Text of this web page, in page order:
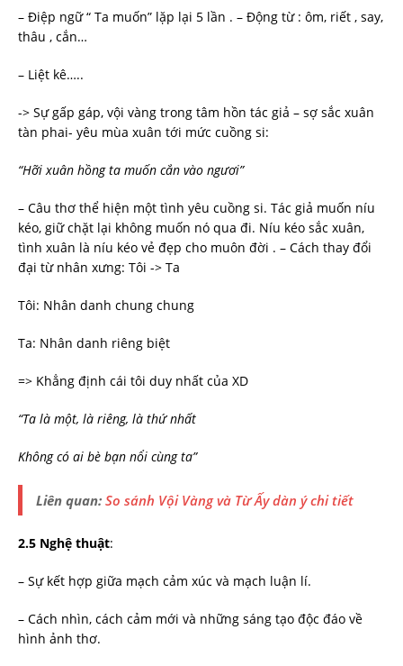
– Điệp ngữ “ Ta muốn” lặp lại 5 lần . – Động từ : ôm, riết , say,
thâu , cắn…
– Liệt kê…..
-> Sự gấp gáp, vội vàng trong tâm hồn tác giả – sợ sắc xuân
tàn phai- yêu mùa xuân tới mức cuồng si:
“Hỡixuân hồng ta muốn cắn vào ngươi”
– Câu thơ thể hiện một tình yêu cuồng si. Tác giả muốn níu
kéo, giữ chặt lại không muốn nó qua đi. Níu kéo sắc xuân,
tình xuân là níu kéo vẻ đẹp cho muôn đời . – Cách thay đổi
đại từ nhân xưng: Tôi -> Ta
Tôi: Nhân danh chung chung
Ta: Nhân danh riêng biệt
=> Khẳng định cái tôi duy nhất của XD
“Ta là một, là riêng, là thứ nhất
Không có ai bè bạn nổi cùng ta”
Liên quan: So sánh Vội Vàng và Từ Ấy dàn ý chi tiết
2.5 Nghệ thuật:
– Sự kết hợp giữa mạch cảm xúc và mạch luận lí.
– Cách nhìn, cách cảm mới và những sáng tạo độc đáo về
hình ảnh thơ.